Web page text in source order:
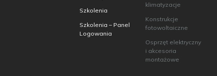
Szkolenia
Szkolenia – Panel
Logowania
klimatyzacje
Konstrukcje
fotowoltaiczne
Osprzęt elektryczny
i akcesoria
montażowe